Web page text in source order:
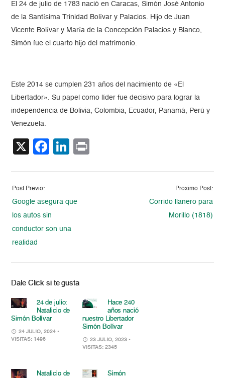
El 24 de julio de 1783 nació en Caracas, Simón José Antonio
de la Santísima Trinidad Bolívar y Palacios. Hijo de Juan
Vicente Bolívar y María de la Concepción Palacios y Blanco,
Simón fue el cuarto hijo del matrimonio.
Este 2014 se cumplen 231 años del nacimiento de «El
Libertador». Su papel como líder fue decisivo para lograr la
independencia de Bolivia, Colombia, Ecuador, Panamá, Perú y
Venezuela.
X Facebook
LinkedIn
Post Previo:
Google asegura que
los autos sin
conductor son una
realidad
Proximo Post:
Corrido llanero para
Morillo (1818)
Dale Click si te gusta
24 de julio:
Natalicio de
Simón Bolívar
24 JULIO, 2024 •
VISITAS: 1496
Hace 240
años nació
nuestro Libertador
Simón Bolívar
23 JULIO, 2023 •
VISITAS: 2345
Natalicio de
Simón